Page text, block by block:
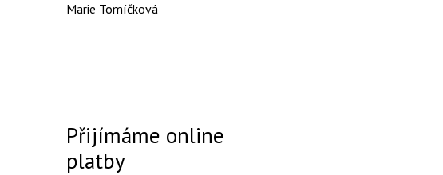
Marie Tomíčková
Přijímáme online
platby